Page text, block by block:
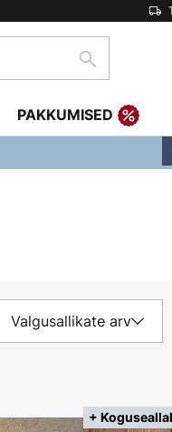
Otsi
PAKKUMISED
Valgusallikate arv
+